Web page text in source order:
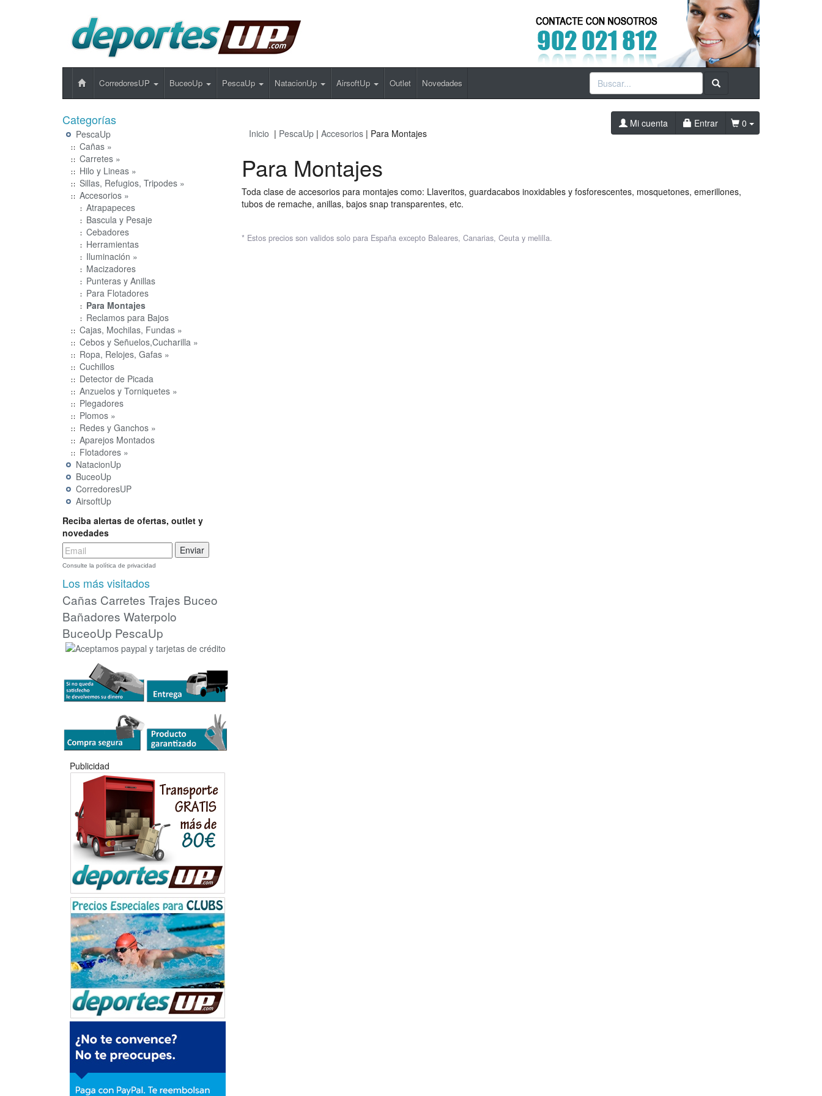
CorredoresUP BuceoUp PescaUp NatacionUp AirsoftUp Outlet Novedades
Categorías
PescaUp
Cañas »
Carretes »
Hilo y Lineas »
Sillas, Refugios, Tripodes »
Accesorios »
Atrapapeces
Bascula y Pesaje
Cebadores
Herramientas
Iluminación »
Macizadores
Punteras y Anillas
Para Flotadores
Para Montajes
Reclamos para Bajos
Cajas, Mochilas, Fundas »
Cebos y Señuelos,Cucharilla »
Ropa, Relojes, Gafas »
Cuchillos
Detector de Picada
Anzuelos y Torniquetes »
Plegadores
Plomos »
Redes y Ganchos »
Aparejos Montados
Flotadores »
NatacionUp
BuceoUp
CorredoresUP
AirsoftUp
Reciba alertas de ofertas, outlet y
novedades
Consulte la política de privacidad
Los más visitados
Cañas Carretes Trajes Buceo
Bañadores Waterpolo
BuceoUp PescaUp
Publicidad
Mi cuenta Entrar
0
Inicio | PescaUp| Accesorios| Para Montajes
Para Montajes
Toda clase de accesorios para montajes como: Llaveritos, guardacabos inoxidables y fosforescentes, mosquetones, emerillones,
tubos de remache, anillas, bajos snap transparentes, etc.
* Estos precios son validos solo para España excepto Baleares, Canarias, Ceuta y melilla.